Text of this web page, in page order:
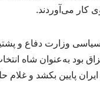
کار می‌آوردند.
وزارت دفاع و
بود به‌عنوان شاه
پایین بکشد و